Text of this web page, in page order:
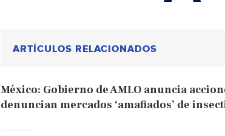
ARTÍCULOS RELACIONADOS
México: Gobierno de AMLO anuncia
denuncian mercados ‘amafiados’ de